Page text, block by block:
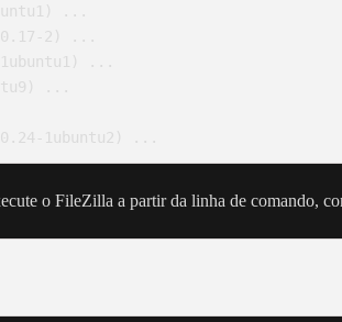
...
2) ...
...
...
1ubuntu2) ...
o FileZilla a partir da linha de comando,